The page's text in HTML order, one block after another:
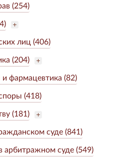
(254)
лиц (406)
(204)
фармацевтика (82)
(418)
(181)
суде (841)
арбитражном суде (549)